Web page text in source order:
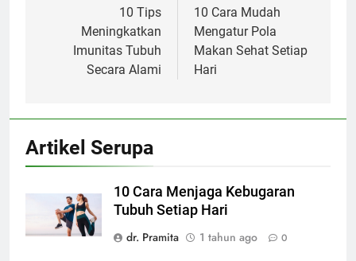
10 Tips
Meningkatkan
Imunitas Tubuh
Secara Alami
10 Cara Mudah
Mengatur Pola
Makan Sehat Setiap
Hari
Artikel Serupa
10 Cara Menjaga Kebugaran
Tubuh Setiap Hari
dr. Pramita
1 tahun ago 0